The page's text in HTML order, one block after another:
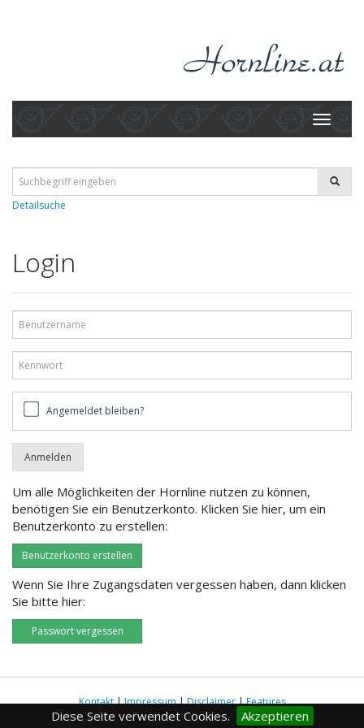
Diese Seite verwendet Cookies. Akzeptieren
Toggle
Detailsuche
Login
bleiben?Angemeldet bleiben?
Um alle Möglichkeiten der Hornline nutzen zu können,
benötigen Sie ein Benutzerkonto. Klicken Sie hier, um ein
Benutzerkonto zu erstellen:
Benutzerkonto erstellen
Wenn Sie Ihre Zugangsdaten vergessen haben, dann klicken
Sie bitte hier:
Passwort vergessen
Kontakt|Impressum|Disclaimer|Features